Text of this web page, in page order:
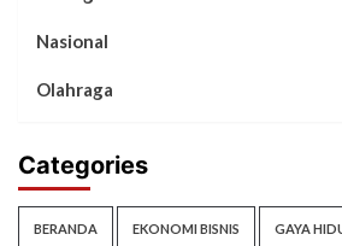
Nasional
Olahraga
Categories
BERANDA EKONOMI BISNIS GAYA